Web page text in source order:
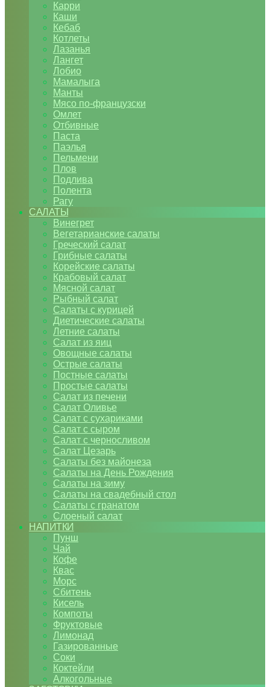
Карри
Каши
Кебаб
Котлеты
Лазанья
Лангет
Лобио
Мамалыга
Манты
Мясо по-французски
Омлет
Отбивные
Паста
Паэлья
Пельмени
Плов
Подлива
Полента
Рагу
САЛАТЫ
Винегрет
Вегетарианские салаты
Греческий салат
Грибные салаты
Корейские салаты
Крабовый салат
Мясной салат
Рыбный салат
Салаты с курицей
Диетические салаты
Летние салаты
Салат из яиц
Овощные салаты
Острые салаты
Постные салаты
Простые салаты
Салат из печени
Салат Оливье
Салат с сухариками
Салат с сыром
Салат с черносливом
Салат Цезарь
Салаты без майонеза
Салаты на День Рождения
Салаты на зиму
Салаты на свадебный стол
Салаты с гранатом
Слоеный салат
НАПИТКИ
Пунш
Чай
Кофе
Квас
Морс
Сбитень
Кисель
Компоты
Фруктовые
Лимонад
Газированные
Соки
Коктейли
Алкогольные